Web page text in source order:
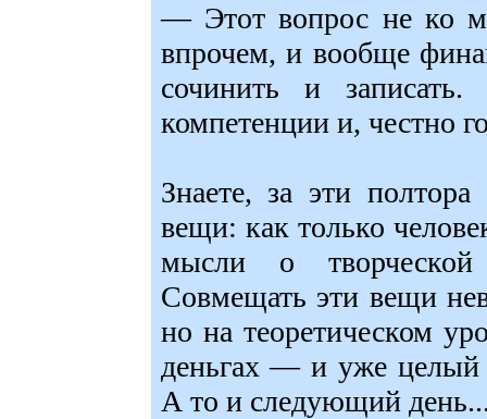
— Этот вопрос не ко
впрочем, и вообще
сочинить и
компетенции и, честно
Знаете, за эти
вещи: как только
мысли о творческой
Совмещать эти вещи
но на теоретическом
деньгах — и уже целый
А то и следующий